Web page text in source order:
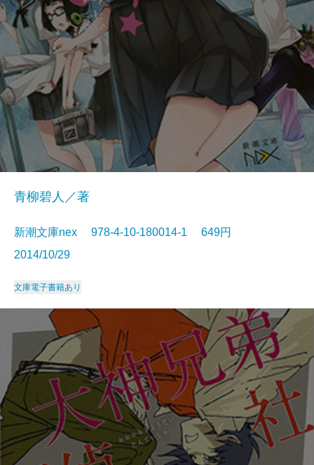
青柳碧人／著
新潮文庫nex 978-4-10-180014-1 649円
2014/10/29
文庫電子書籍あり